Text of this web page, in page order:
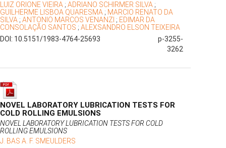
LUIZ ORIONE VIEIRA ; ADRIANO SCHIRMER SILVA ;
GUILHERME LISBOA QUARESMA ; MARCIO RENATO DA
SILVA ; ANTONIO MARCOS VENANZI ; EDIMAR DA
CONSOLAÇÃO SANTOS ; ALEXSANDRO ELSON TEIXEIRA
DOI: 10.5151/1983-4764-25693
p-3255-
3262
NOVEL LABORATORY LUBRICATION TESTS FOR
COLD ROLLING EMULSIONS
NOVEL LABORATORY LUBRICATION TESTS FOR COLD
ROLLING EMULSIONS
J. BAS A. F. SMEULDERS